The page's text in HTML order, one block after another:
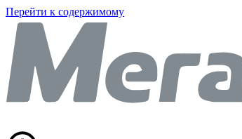
Перейти к содержимому